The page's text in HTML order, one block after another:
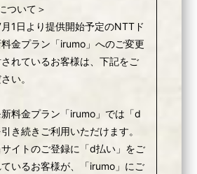
SCHEDULE
PROFiLE
ViDEO
ついて＞
1日より提供開始予定のNTTド
金プラン「irumo」へのご変更
れているお客様は、下記をご
い。
新料金プラン「irumo」では「d
き続きご利用いただけます。
サイトのご登録に「d払い」をご
いるお客様が、「irumo」にご